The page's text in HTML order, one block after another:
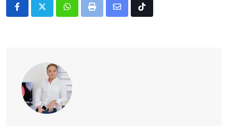
Whatsapp
Print
Share Tiktok